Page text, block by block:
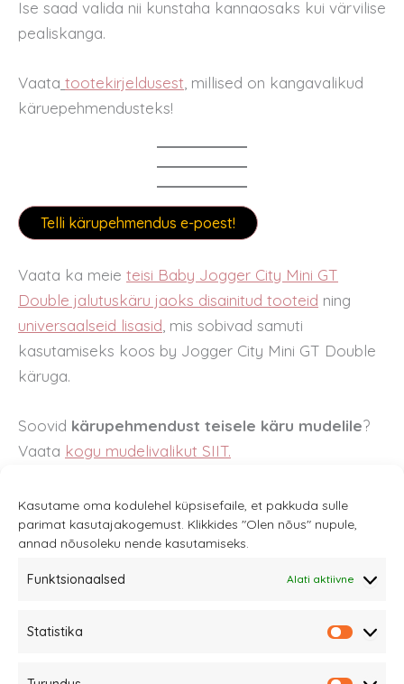
Kasutame oma kodulehel küpsisefaile, et pakkuda sulle
parimat kasutajakogemust. Klikkides "Olen nõus" nupule,
annad nõusoleku nende kasutamiseks.
Funktsionaalsed Alati aktiivne
Statistika
Ise saad valida nii kunstaha kannaosaks kui värvilise
pealiskanga.
Vaata tootekirjeldusest, millised on kangavalikud
käruepehmendusteks!
Telli kärupehmendus e-poest!
Vaata ka meie teisi Baby Jogger City Mini GT
Double jalutuskäru jaoks disainitud tooteid ning
universaalseid lisasid mis sobivad samuti
kasutamiseks koos by Jogger City Mini GT Double
käruga.
Soovid kärupehmendust teisele käru mudelile?
Vaata kogu mudelivalikut SIIT.